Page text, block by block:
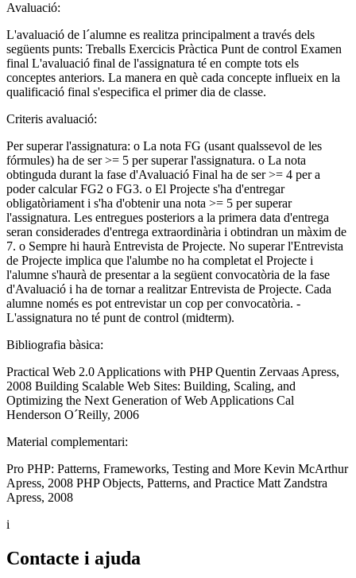
Avaluació:
L'avaluació de l´alumne es realitza principalment a través dels
següents punts: Treballs Exercicis Pràctica Punt de control Examen
final L'avaluació final de l'assignatura té en compte tots els
conceptes anteriors. La manera en què cada concepte influeix en la
qualificació final s'especifica el primer dia de classe.
Criteris avaluació:
Per superar l'assignatura: o La nota FG (usant qualssevol de les
fórmules) ha de ser >= 5 per superar l'assignatura. o La nota
obtinguda durant la fase d'Avaluació Final ha de ser >= 4 per a
poder calcular FG2 o FG3. o El Projecte s'ha d'entregar
obligatòriament i s'ha d'obtenir una nota >= 5 per superar
l'assignatura. Les entregues posteriors a la primera data d'entrega
seran considerades d'entrega extraordinària i obtindran un màxim de
7. o Sempre hi haurà Entrevista de Projecte. No superar l'Entrevista
de Projecte implica que l'alumbe no ha completat el Projecte i
l'alumne s'haurà de presentar a la següent convocatòria de la fase
d'Avaluació i ha de tornar a realitzar Entrevista de Projecte. Cada
alumne només es pot entrevistar un cop per convocatòria. -
L'assignatura no té punt de control (midterm).
Bibliografia bàsica:
Practical Web 2.0 Applications with PHP Quentin Zervaas Apress,
2008 Building Scalable Web Sites: Building, Scaling, and
Optimizing the Next Generation of Web Applications Cal
Henderson O´Reilly, 2006
Material complementari:
Pro PHP: Patterns, Frameworks, Testing and More Kevin McArthur
Apress, 2008 PHP Objects, Patterns, and Practice Matt Zandstra
Apress, 2008
i
Contacte i ajuda